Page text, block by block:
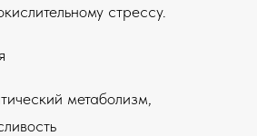
стрессу.
метаболизм,